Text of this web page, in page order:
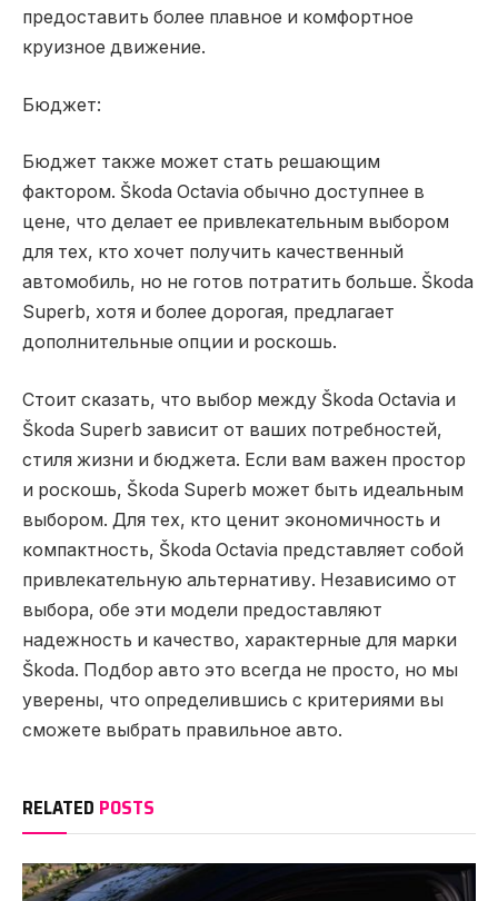
предоставить более плавное и комфортное
круизное движение.
Бюджет:
Бюджет также может стать решающим
фактором. Škoda Octavia обычно доступнее в
цене, что делает ее привлекательным выбором
для тех, кто хочет получить качественный
автомобиль, но не готов потратить больше. Škoda
Superb, хотя и более дорогая, предлагает
дополнительные опции и роскошь.
Стоит сказать, что выбор между Škoda Octavia и
Škoda Superb зависит от ваших потребностей,
стиля жизни и бюджета. Если вам важен простор
и роскошь, Škoda Superb может быть идеальным
выбором. Для тех, кто ценит экономичность и
компактность, Škoda Octavia представляет собой
привлекательную альтернативу. Независимо от
выбора, обе эти модели предоставляют
надежность и качество, характерные для марки
Škoda. Подбор авто это всегда не просто, но мы
уверены, что определившись с критериями вы
сможете выбрать правильное авто.
RELATED POSTS